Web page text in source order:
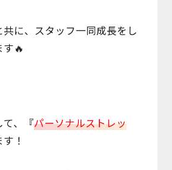
レーナー紹介
Trainer
アクセス
Access
に、スタッフ一同成長をし
🔥
、『パーソナルストレッ
！